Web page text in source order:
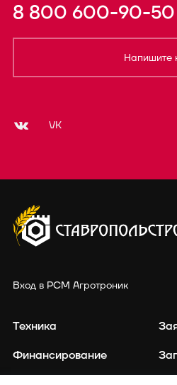
8 800 600-90-50
Напишите
VK
Вход в РСМ Агротроник
Техника
Финансирование